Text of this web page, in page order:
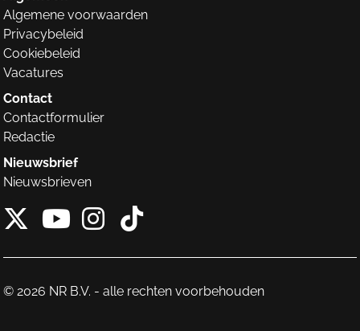
Algemene voorwaarden
Privacybeleid
Cookiebeleid
Vacatures
Contact
Contactformulier
Redactie
Nieuwsbrief
Nieuwsbrieven
X van NieuwRechts
Instagram van
Tiktok van
© 2026 NR B.V. - alle rechten voorbehouden